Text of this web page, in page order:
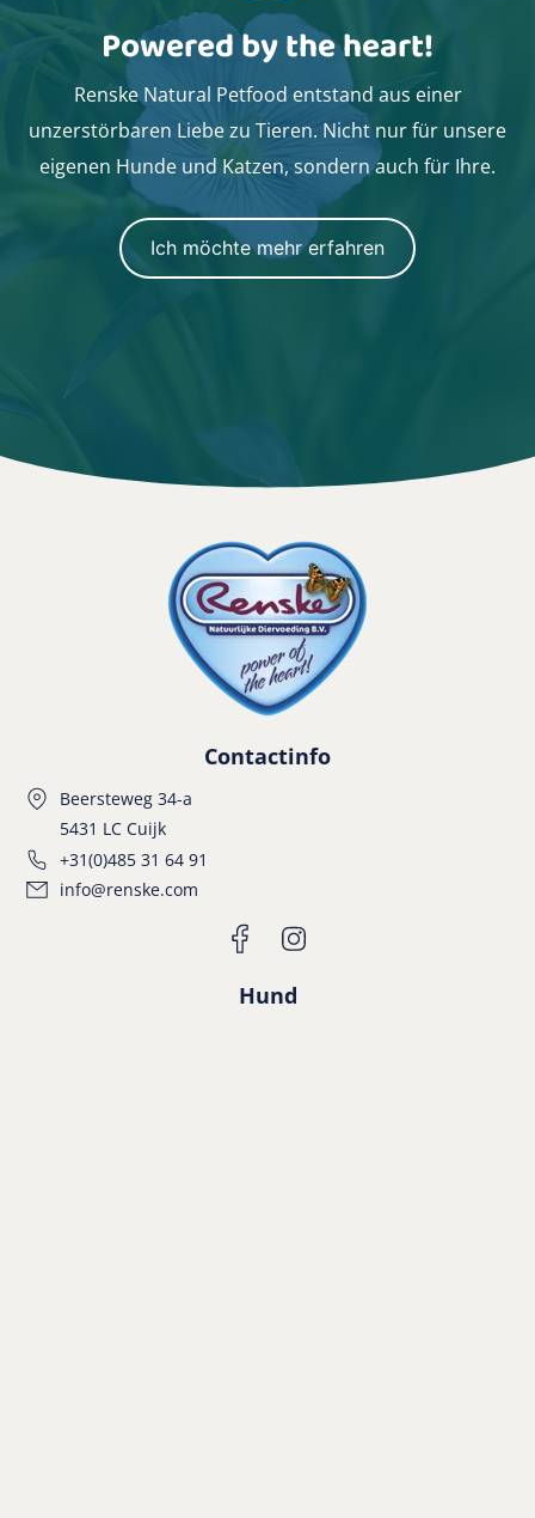
Powered by the heart!
Renske Natural Petfood entstand aus einer
unzerstörbaren Liebe zu Tieren. Nicht nur für unsere
eigenen Hunde und Katzen, sondern auch für Ihre.
Ich möchte mehr erfahren
Contactinfo
Beersteweg 34-a
5431 LC Cuijk
+31(0)485 31 64 91
info@renske.com
Hund